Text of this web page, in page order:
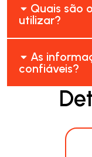
Quais são
utilizar?
As
confiáveis?